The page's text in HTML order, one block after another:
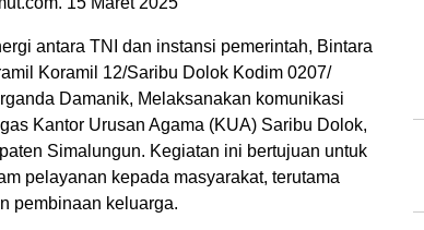
antara TNI dan instansi pemerintah, Bintara
Koramil 12/Saribu Dolok Kodim 0207/
Damanik, Melaksanakan komunikasi
Kantor Urusan Agama (KUA) Saribu Dolok,
Simalungun. Kegiatan ini bertujuan untuk
pelayanan kepada masyarakat, terutama
pembinaan keluarga.